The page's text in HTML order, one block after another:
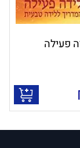
פעילה